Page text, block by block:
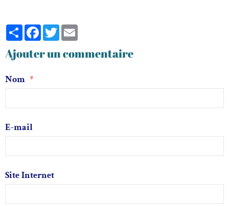
PartagerFacebook
Twitter
Ajouter un commentaire
Nom
E-mail
Site Internet